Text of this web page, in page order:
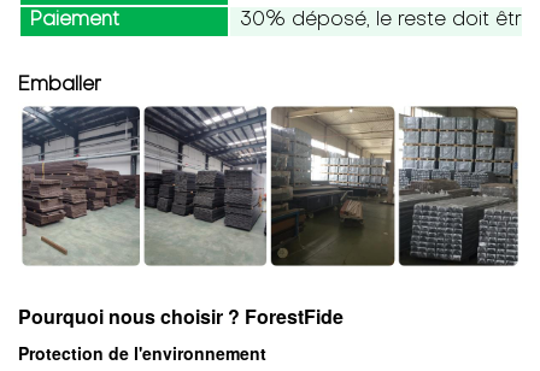
Paiement
30% déposé, le reste doit
Emballer
Pourquoi nous choisir ? ForestFide
Protection de l'environnement